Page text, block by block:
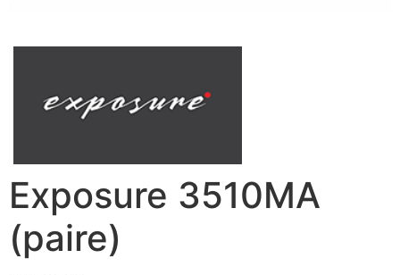
Exposure 3510MA
(paire)